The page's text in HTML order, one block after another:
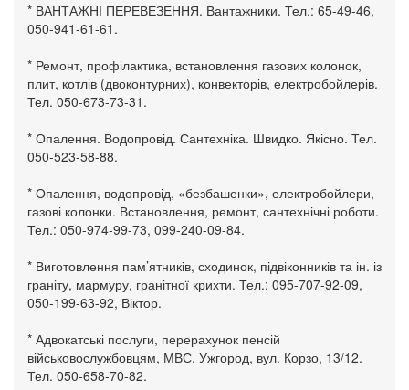
* ВАНТАЖНІ ПЕРЕВЕЗЕННЯ. Вантажники. Тел.: 65-49-46,
050-941-61-61.
* Ремонт, профілактика, встановлення газових колонок,
плит, котлів (двоконтурних), конвекторів, електробойлерів.
Тел. 050-673-73-31.
* Опалення. Водопровід. Сантехніка. Швидко. Якісно. Тел.
050-523-58-88.
* Опалення, водопровід, «безбашенки», електробойлери,
газові колонки. Встановлення, ремонт, сантехнічні роботи.
Тел.: 050-974-99-73, 099-240-09-84.
* Виготовлення пам’ятників, сходинок, підвіконників та ін. із
граніту, мармуру, гранітної крихти. Тел.: 095-707-92-09,
050-199-63-92, Віктор.
* Адвокатські послуги, перерахунок пенсій
військовослужбовцям, МВС. Ужгород, вул. Корзо, 13/12.
Тел. 050-658-70-82.